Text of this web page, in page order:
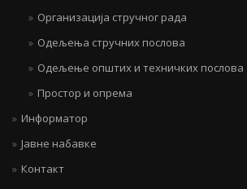
Организација стручног рада
Одељења стручних послова
Одељење општих и техничких послова
Простор и опрема
Информатор
Јавне набавке
Контакт